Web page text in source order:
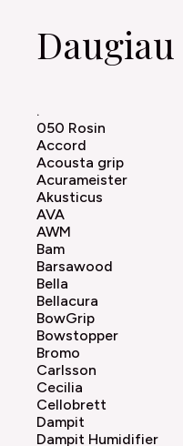
.
050 Rosin
Accord
Acousta grip
Acurameister
Akusticus
AVA
AWM
Bam
Barsawood
Bella
Bellacura
BowGrip
Bowstopper
Bromo
Carlsson
Cecilia
Cellobrett
Dampit
Dampit Humidifier